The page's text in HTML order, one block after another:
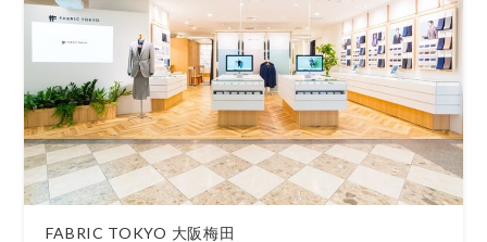
FABRIC TOKYO 大阪梅田